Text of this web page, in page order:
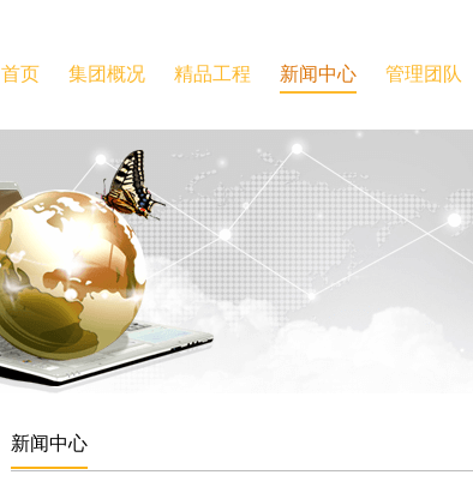
首页 集团概况 精品工程 新闻中心 管理团队
新闻中心